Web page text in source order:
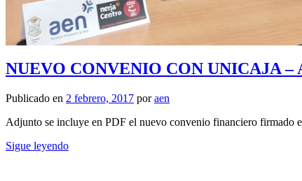
NUEVO CONVENIO CON UNICAJA –
Publicado en 2 febrero, 2017 poraen
Adjunto se incluye en PDF el nuevo convenio financiero firmado
Sigue leyendo